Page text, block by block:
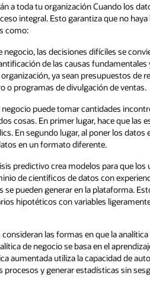
a toda tu organización Cuando los
integral. Esto garantiza que no
como:
negocio, las decisiones difíciles se
de las causas
ya sean presupuestos de
o programas de divulgación de ventas.
puede tomar cantidades
cosas. En primer lugar, hace que las
En segundo lugar, al poner los datos
en un formato diferente.
predictivo crea modelos para que
de científicos de datos con
pueden generar en la plataforma.
hipotéticos con variables
las formas en que la
de negocio se basa en el
aumentada utiliza la capacidad de
y generar estadísticas sin